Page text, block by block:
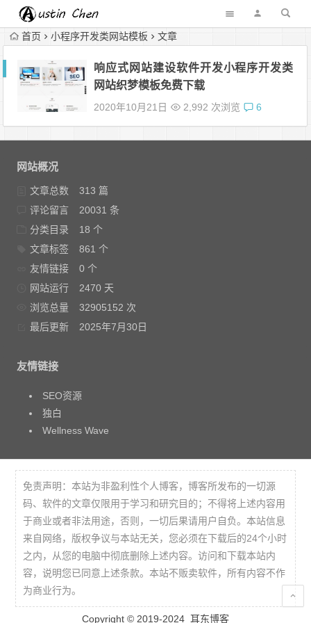
首页 小程序开发类网站模板 文章
响应式网站建设软件开发小程序开发类
网站织梦模板免费下载
2020年10月21日 2,992 次浏览 6
网站概况
文章总数
313 篇
评论留言
20031 条
分类目录
18 个
文章标签
861 个
友情链接
0 个
网站运行
2470 天
浏览总量
32905152 次
最后更新
2025年7月30日
友情链接
SEO资源
独白
Wellness Wave
免责声明：本站为非盈利性个人博客，博客所发布的一切源
码、软件的文章仅限用于学习和研究目的；不得将上述内容用
于商业或者非法用途，否则，一切后果请用户自负。本站信息
来自网络，版权争议与本站无关，您必须在下载后的24个小时
之内，从您的电脑中彻底删除上述内容。访问和下载本站内
容，说明您已同意上述条款。本站不贩卖软件，所有内容不作
为商业行为。
Copyright © 2019-2024 耳东博客